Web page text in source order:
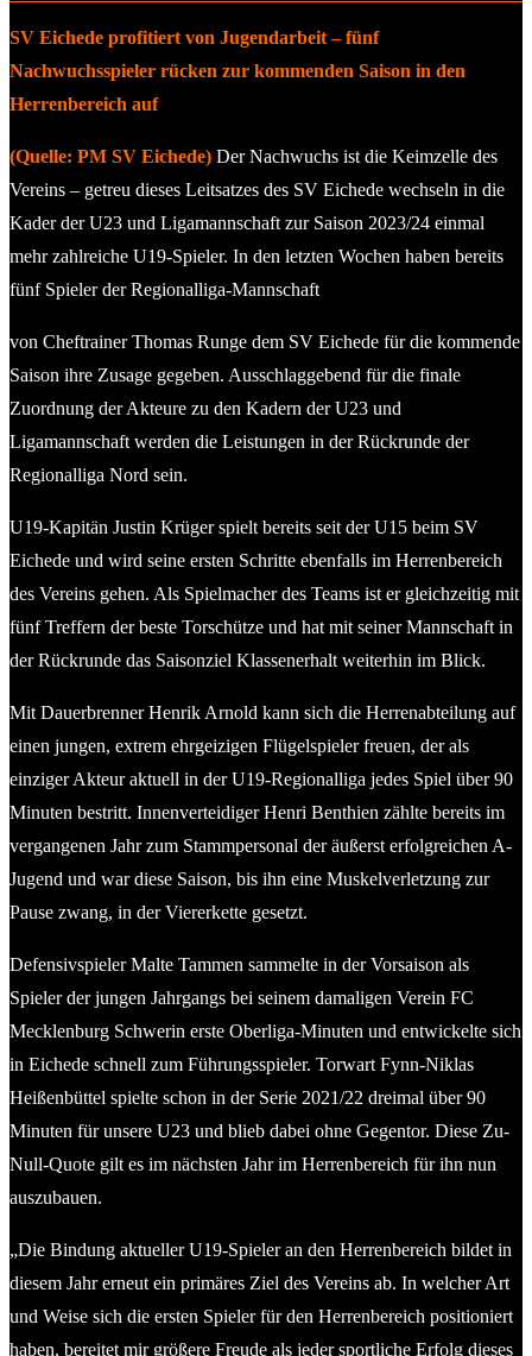
SV Eichede profitiert von Jugendarbeit – fünf
Nachwuchsspieler rücken zur kommenden Saison in den
Herrenbereich auf
(Quelle: PM SV Eichede) Der Nachwuchs ist die Keimzelle des
Vereins – getreu dieses Leitsatzes des SV Eichede wechseln in die
Kader der U23 und Ligamannschaft zur Saison 2023/24 einmal
mehr zahlreiche U19-Spieler. In den letzten Wochen haben bereits
fünf Spieler der Regionalliga-Mannschaft
von Cheftrainer Thomas Runge dem SV Eichede für die kommende
Saison ihre Zusage gegeben. Ausschlaggebend für die finale
Zuordnung der Akteure zu den Kadern der U23 und
Ligamannschaft werden die Leistungen in der Rückrunde der
Regionalliga Nord sein.
U19-Kapitän Justin Krüger spielt bereits seit der U15 beim SV
Eichede und wird seine ersten Schritte ebenfalls im Herrenbereich
des Vereins gehen. Als Spielmacher des Teams ist er gleichzeitig mit
fünf Treffern der beste Torschütze und hat mit seiner Mannschaft in
der Rückrunde das Saisonziel Klassenerhalt weiterhin im Blick.
Mit Dauerbrenner Henrik Arnold kann sich die Herrenabteilung auf
einen jungen, extrem ehrgeizigen Flügelspieler freuen, der als
einziger Akteur aktuell in der U19-Regionalliga jedes Spiel über 90
Minuten bestritt. Innenverteidiger Henri Benthien zählte bereits im
vergangenen Jahr zum Stammpersonal der äußerst erfolgreichen A-
Jugend und war diese Saison, bis ihn eine Muskelverletzung zur
Pause zwang, in der Viererkette gesetzt.
Defensivspieler Malte Tammen sammelte in der Vorsaison als
Spieler der jungen Jahrgangs bei seinem damaligen Verein FC
Mecklenburg Schwerin erste Oberliga-Minuten und entwickelte sich
in Eichede schnell zum Führungsspieler. Torwart Fynn-Niklas
Heißenbüttel spielte schon in der Serie 2021/22 dreimal über 90
Minuten für unsere U23 und blieb dabei ohne Gegentor. Diese Zu-
Null-Quote gilt es im nächsten Jahr im Herrenbereich für ihn nun
auszubauen.
„Die Bindung aktueller U19-Spieler an den Herrenbereich bildet in
diesem Jahr erneut ein primäres Ziel des Vereins ab. In welcher Art
und Weise sich die ersten Spieler für den Herrenbereich positioniert
haben, bereitet mir größere Freude als jeder sportliche Erfolg dieses